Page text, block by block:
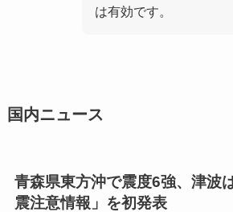
は有効です。
国内ニュース
青森県東方沖で震度6強、津波
震注意情報」を初発表